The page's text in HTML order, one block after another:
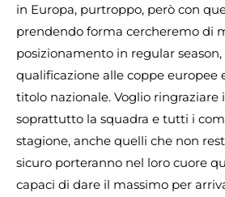
in Europa, purtroppo, però con
prendendo forma cercheremo di
posizionamento in regular
qualificazione alle coppe europee
titolo nazionale. Voglio ringraziare
soprattutto la squadra e tutti i
stagione, anche quelli che non
sicuro porteranno nel loro cuore
capaci di dare il massimo per